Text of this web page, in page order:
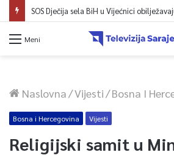
Meni
Naslovna/Vijesti/Bosna I
Bosna i Hercegovina Vijesti
Religijski samit u